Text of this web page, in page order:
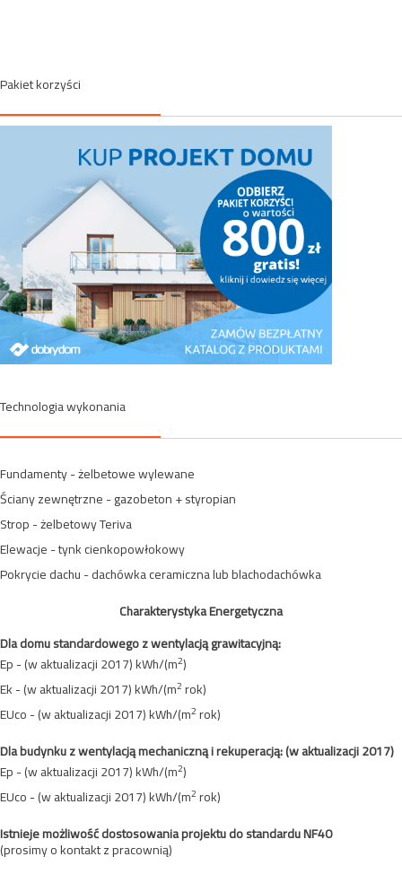
Pakiet korzyści
Technologia wykonania
Fundamenty - żelbetowe wylewane
Ściany zewnętrzne - gazobeton + styropian
Strop - żelbetowy Teriva
Elewacje - tynk cienkopowłokowy
Pokrycie dachu - dachówka ceramiczna lub blachodachówka
Charakterystyka Energetyczna
Dla domu standardowego z wentylacją grawitacyjną:
Ep - (w aktualizacji 2017) kWh/(m2)
Ek - (w aktualizacji 2017) kWh/(m2 rok)
EUco - (w aktualizacji 2017) kWh/(m2 rok)
Dla budynku z wentylacją mechaniczną i rekuperacją:(w aktualizacji 2017)
Ep - (w aktualizacji 2017) kWh/(m2)
EUco - (w aktualizacji 2017) kWh/(m2 rok)
Istnieje możliwość dostosowania projektu do standardu NF40
(prosimy o kontakt z pracownią)